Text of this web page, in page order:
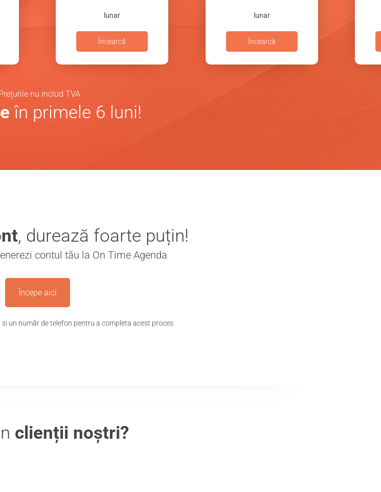
lunar
Încearcă
lunar
Încearcă
nu includ TVA
în primele 6 luni!
, durează foarte puțin!
contul tău la On Time Agenda
Începe aici
si un număr de telefon pentru a completa acest proces
clienții noștri?